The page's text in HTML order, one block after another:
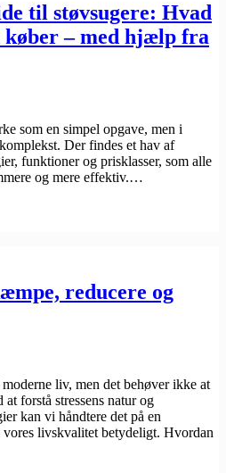
til støvsugere: Hvad
– med hjælp fra
som en simpel opgave, men i
Der findes et hav af
funktioner og prisklasser, som alle
og mere effektiv.…
reducere og
liv, men det behøver ikke at
forstå stressens natur og
kan vi håndtere det på en
livskvalitet betydeligt. Hvordan